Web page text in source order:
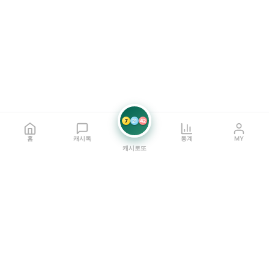
홈 캐시톡
7 21 42
캐시로또
통계 MY